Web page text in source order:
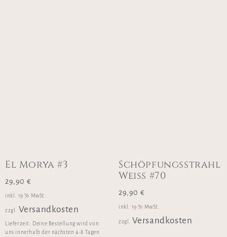
El Morya #3
29,90 €
inkl. 19 % MwSt.
zzgl. Versandkosten
Lieferzeit: Deine Bestellung wird von
uns innerhalb der nächsten 4-8 Tagen
Schöpfungsstrahl
Weiss #70
29,90 €
inkl. 19 % MwSt.
zzgl. Versandkosten